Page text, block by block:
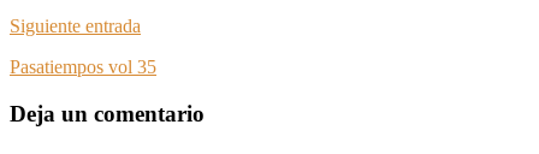
Siguiente entrada
Pasatiempos vol 35
Deja un comentario